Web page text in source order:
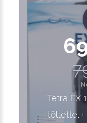
Tetra EX
töltettel +